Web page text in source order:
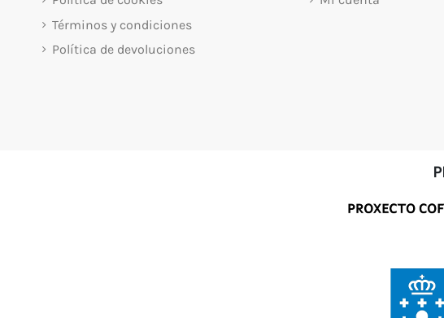
Términos y condiciones
Política de devoluciones